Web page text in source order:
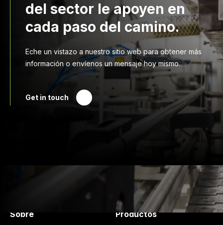
del sector le apoyen en
cada paso del camino.
Eche un vistazo a nuestro sitio web para obtener más
información o envíenos un mensaje hoy mismo.
Get in touch
Sobre
Productos y Servicios
Productos